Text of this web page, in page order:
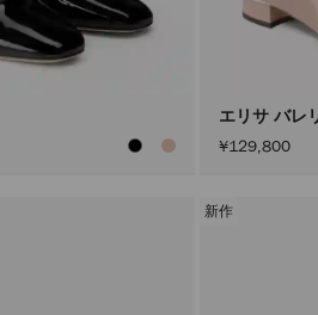
エリサ バレ
¥129,800
新作